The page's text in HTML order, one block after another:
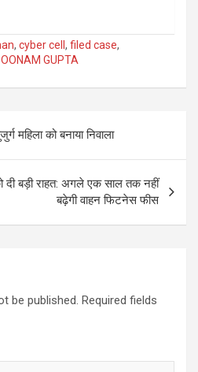
, cyber cell , filed case,
GUPTA
महिला को बनाया निवाला
दी बड़ी राहत: अगले एक साल तक नहीं
बढ़ेगी वाहन फिटनेस फीस
be published. Required fields